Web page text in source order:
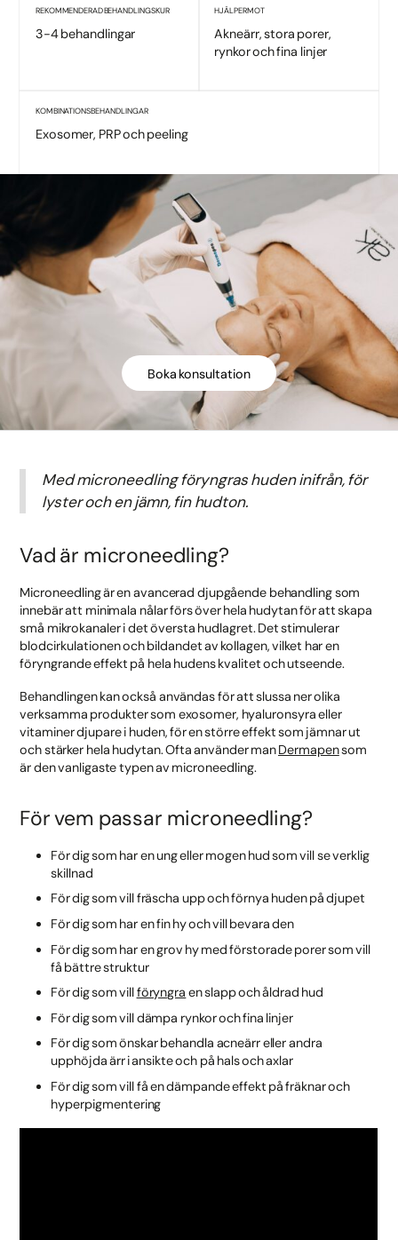
REKOMMENDERAD BEHANDLINGSKUR
3-4 behandlingar
HJÄLPER MOT
Akneärr, stora porer,
rynkor och fina linjer
KOMBINATIONSBEHANDLINGAR
Exosomer, PRP och peeling
Boka konsultation
Med microneedling föryngras huden inifrån, för
lyster och en jämn, fin hudton.
Vad är microneedling?
Microneedling är en avancerad djupgående behandling som
innebär att minimala nålar förs över hela hudytan för att skapa
små mikrokanaler i det översta hudlagret. Det stimulerar
blodcirkulationen och bildandet av kollagen, vilket har en
föryngrande effekt på hela hudens kvalitet och utseende.
Behandlingen kan också användas för att slussa ner olika
verksamma produkter som exosomer, hyaluronsyra eller
vitaminer djupare i huden, för en större effekt som jämnar ut
och stärker hela hudytan. Ofta använder manDermapensom
är den vanligaste typen av microneedling.
För vem passar microneedling?
För dig som har en ung eller mogen hud som vill se verklig
skillnad
För dig som vill fräscha upp och förnya huden på djupet
För dig som har en fin hy och vill bevara den
För dig som har en grov hy med förstorade porer som vill
få bättre struktur
För dig som villföryngra en slapp och åldrad hud
För dig som vill dämpa rynkor och fina linjer
För dig som önskar behandla acneärr eller andra
upphöjda ärr i ansikte och på hals och axlar
För dig som vill få en dämpande effekt på fräknar och
hyperpigmentering